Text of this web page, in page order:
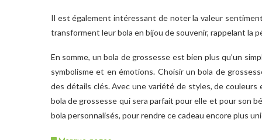
Il est également intéressant de noter la valeur
transforment leur bola en bijou de souvenir, rappelant la
En somme, un bola de grossesse est bien plus qu’un
symbolisme et en émotions. Choisir un bola de
des détails clés. Avec une variété de styles, de
bola de grossesse qui sera parfait pour elle et pour son
bola personnalisés, pour rendre ce cadeau encore plus